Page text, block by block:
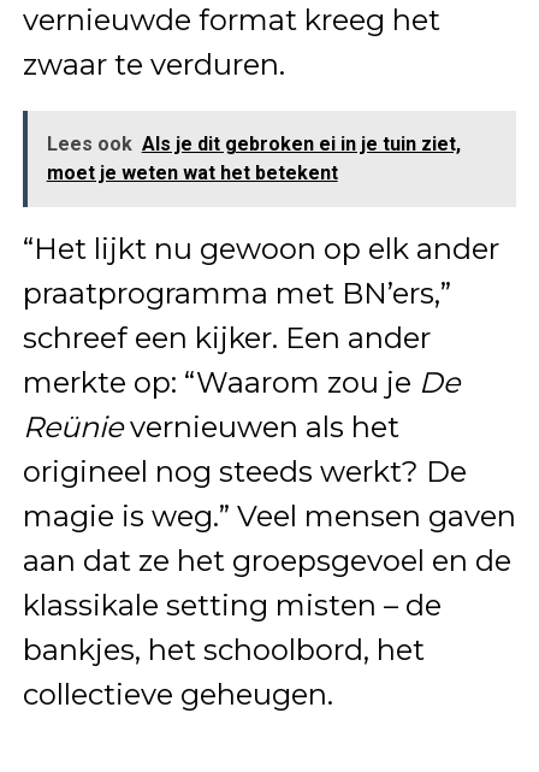
vernieuwde format kreeg het
zwaar te verduren.
Lees ook Als je dit gebroken ei in je tuin ziet,
moet je weten wat het betekent
“Het lijkt nu gewoon op elk ander
praatprogramma met BN’ers,”
schreef een kijker. Een ander
merkte op: “Waarom zou je De
Reünievernieuwen als het
origineel nog steeds werkt? De
magie is weg.” Veel mensen gaven
aan dat ze het groepsgevoel en de
klassikale setting misten – de
bankjes, het schoolbord, het
collectieve geheugen.